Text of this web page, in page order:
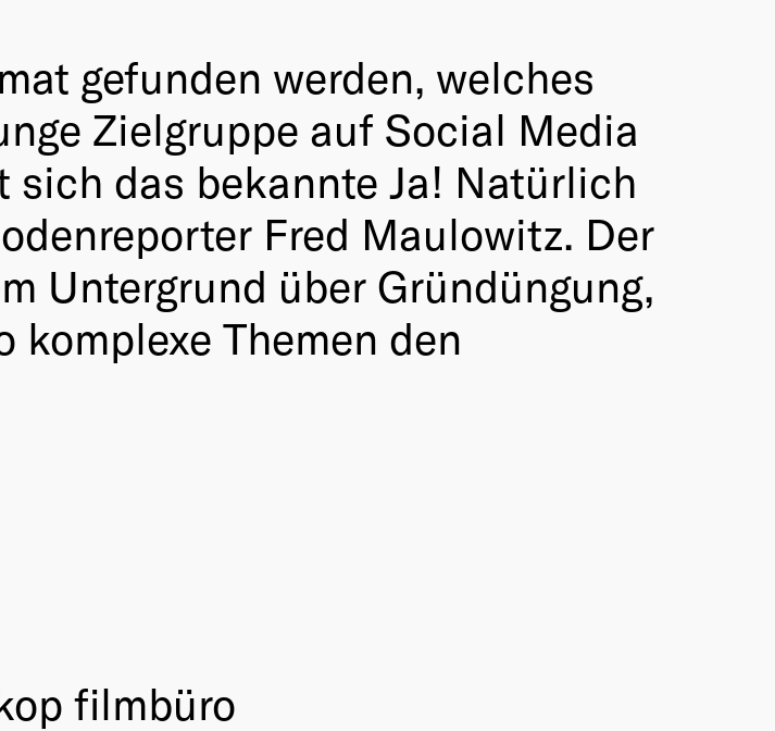
gefunden werden, welches
Zielgruppe auf Social Media
das bekannte Ja! Natürlich
Fred Maulowitz. Der
Untergrund über Gründüngung,
komplexe Themen den
filmbüro